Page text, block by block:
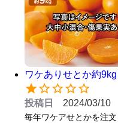
ワケありせとか約9kg
投稿日 2024/03/10
毎年ワケアせとかを注